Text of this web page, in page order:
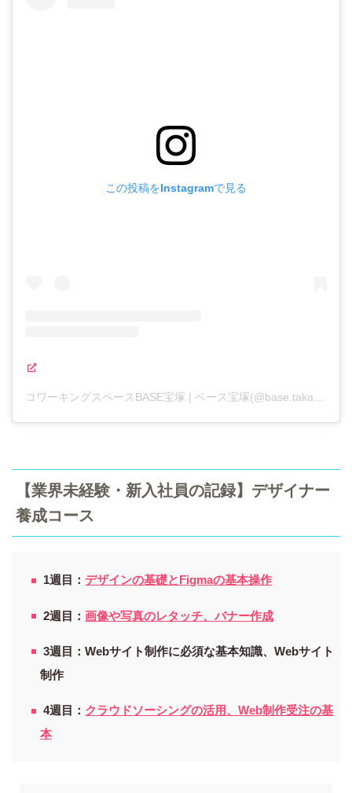
この投稿をInstagramで見る
コワーキングスペースBASE宝塚 | ベース宝塚(@base.takarazuka)がシェアした投稿
【業界未経験・新入社員の記録】デザイナー
養成コース
1週目：デザインの基礎とFigmaの基本操作
2週目：画像や写真のレタッチ、バナー作成
3週目：Webサイト制作に必須な基本知識、Webサイト
制作
4週目： クラウドソーシングの活用、Web制作受注の基
本